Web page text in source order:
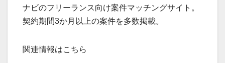
ナビのフリーランス向け案件マッチングサイト。
契約期間3か月以上の案件を多数掲載。
関連情報はこちら